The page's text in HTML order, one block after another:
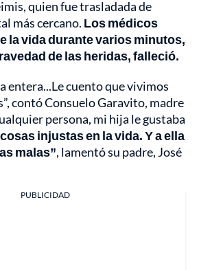
quien fue trasladada de
más cercano. Los médicos
la vida durante varios minutos,
de las heridas, falleció.
entera...Le cuento que vivimos
contó Consuelo Garavito, madre
persona, mi hija le gustaba
injustas en la vida. Y a ella
malas”, lamentó su padre, José
PUBLICIDAD